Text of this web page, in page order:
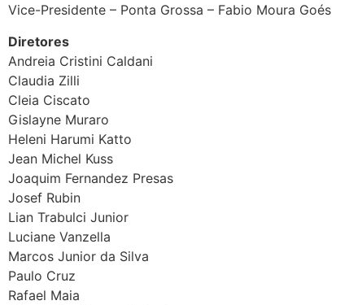
Vice-Presidente – Ponta Grossa – Fabio Moura Goés
Diretores
Andreia Cristini Caldani
Claudia Zilli
Cleia Ciscato
Gislayne Muraro
Heleni Harumi Katto
Jean Michel Kuss
Joaquim Fernandez Presas
Josef Rubin
Lian Trabulci Junior
Luciane Vanzella
Marcos Junior da Silva
Paulo Cruz
Rafael Maia